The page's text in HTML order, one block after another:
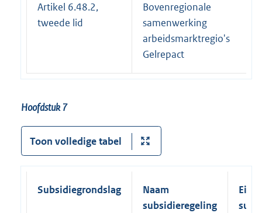
Artikel 6.48.2,
tweede lid
Bovenregionale
samenwerking
arbeidsmarktregio's
Gelrepact
Hoofdstuk 7
Toon volledige tabel
Subsidiegrondslag
Naam
subsidieregeling